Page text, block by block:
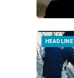
HEADLINE